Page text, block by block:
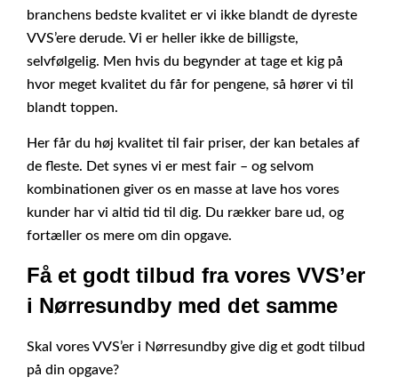
branchens bedste kvalitet er vi ikke blandt de dyreste
VVS’ere derude. Vi er heller ikke de billigste,
selvfølgelig. Men hvis du begynder at tage et kig på
hvor meget kvalitet du får for pengene, så hører vi til
blandt toppen.
Her får du høj kvalitet til fair priser, der kan betales af
de fleste. Det synes vi er mest fair – og selvom
kombinationen giver os en masse at lave hos vores
kunder har vi altid tid til dig. Du rækker bare ud, og
fortæller os mere om din opgave.
Få et godt tilbud fra vores VVS’er
i Nørresundby med det samme
Skal vores VVS’er i Nørresundby give dig et godt tilbud
på din opgave?